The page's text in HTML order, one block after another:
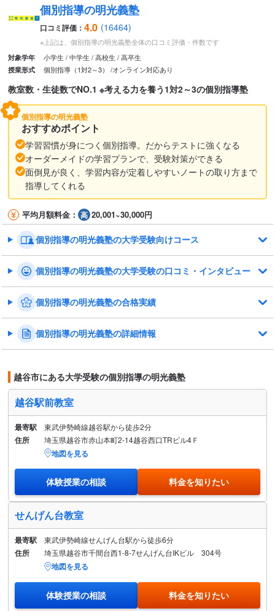
個別指導の明光義塾
口コミ評価： 4.0 (16464)
※上記は、個別指導の明光義塾全体の口コミ評価・件数です
対象学年 小学生 中学生 高校生 高卒生
授業形式 個別指導（1対2～3） オンライン対応あり
教室数・生徒数でNO.1 ※考える力を養う1対2～3の個別指導塾
個別指導の明光義塾
おすすめポイント
学習習慣が身につく個別指導。だからテストに強くなる
オーダーメイドの学習プランで、受験対策ができる
面倒見が良く、学習内容が定着しやすいノートの取り方まで
指導してくれる
平均月額料金： 20,001~30,000円
個別指導の明光義塾の大学受験向けコース
個別指導の明光義塾の大学受験の口コミ・インタビュー
個別指導の明光義塾の合格実績
個別指導の明光義塾の詳細情報
越谷市にある大学受験の個別指導の明光義塾
越谷駅前教室
最寄駅 東武伊勢崎線越谷駅から徒歩2分
住所 埼玉県越谷市赤山本町2-14越谷西口TRビル4Ｆ
地図を見る
体験授業の相談 料金を知りたい
せんげん台教室
最寄駅 東武伊勢崎線せんげん台駅から徒歩6分
住所 埼玉県越谷市千間台西1-8-7せんげん台IKビル 304号
地図を見る
体験授業の相談 料金を知りたい